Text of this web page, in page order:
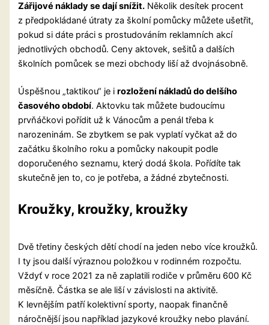
Zářijové náklady se dají snížit. Několik desítek procent
z předpokládané útraty za školní pomůcky můžete ušetřit,
pokud si dáte práci s prostudováním reklamních akcí
jednotlivých obchodů. Ceny aktovek, sešitů a dalších
školních pomůcek se mezi obchody liší až dvojnásobně.
Úspěšnou „taktikou“ je irozložení nákladů do delšího
časového období. Aktovku tak můžete budoucímu
prvňáčkovi pořídit už k Vánocům a penál třeba k
narozeninám. Se zbytkem se pak vyplatí vyčkat až do
začátku školního roku a pomůcky nakoupit podle
doporučeného seznamu, který dodá škola. Pořídíte tak
skutečně jen to, co je potřeba, a žádné zbytečnosti.
Kroužky, kroužky, kroužky
Dvě třetiny českých dětí chodí na jeden nebo více kroužků.
I ty jsou další výraznou položkou v rodinném rozpočtu.
Vždyť v roce 2021 za ně zaplatili rodiče v průměru 600 Kč
měsíčně. Částka se ale liší v závislosti na aktivitě.
K levnějším patří kolektivní sporty, naopak finančně
náročnější jsou například jazykové kroužky nebo plavání.